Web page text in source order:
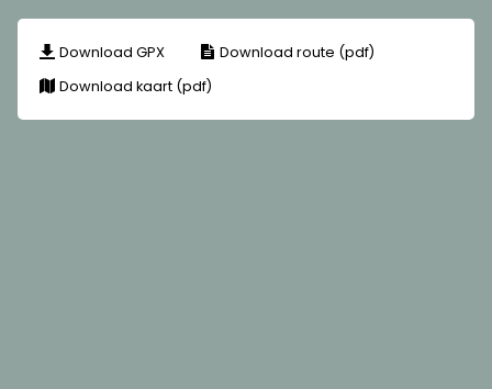
Download GPX
Download route (pdf)
Download kaart (pdf)